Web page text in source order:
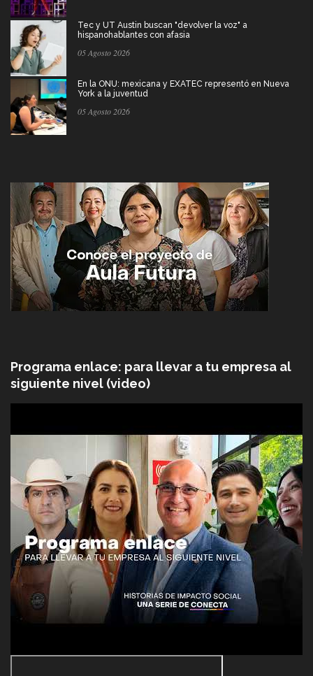
Tec y UT Austin buscan "devolver la voz" a
hispanohablantes con afasia
05 Agosto 2026
En la ONU: mexicana y EXATEC representó en Nueva
York a la juventud
05 Agosto 2026
Programa enlace: para llevar a tu empresa al
siguiente nivel (video)